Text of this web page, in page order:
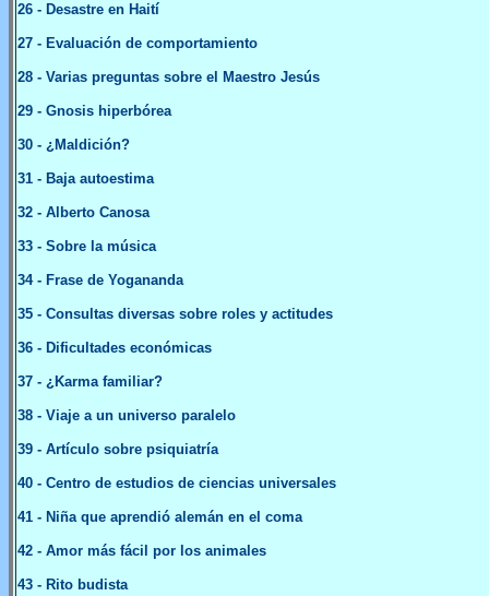
26 - Desastre en Haití
27 - Evaluación de comportamiento
28 - Varias preguntas sobre el Maestro Jesús
29 - Gnosis hiperbórea
30 - ¿Maldición?
31 - Baja autoestima
32 - Alberto Canosa
33 - Sobre la música
34- Frase de Yogananda
35 - Consultas diversas sobre roles y actitudes
36 - Dificultades económicas
37 - ¿Karma familiar?
38 - Viaje a un universo paralelo
39 - Artículo sobre psiquiatría
40 - Centro de estudios de ciencias universales
41 - Niña que aprendió alemán en el coma
42 - Amor más fácil por los animales
43 - Rito budista